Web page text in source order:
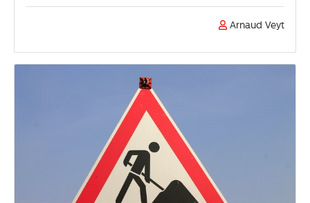
Arnaud Veyt